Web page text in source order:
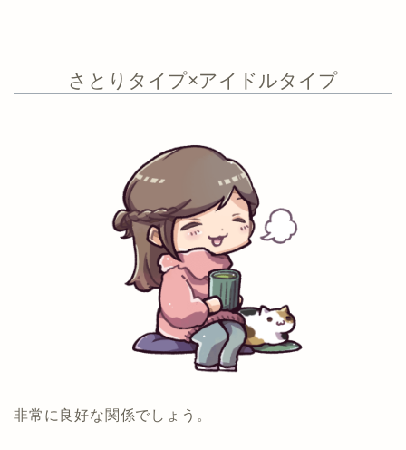
さとりタイプ×アイドルタイプ
非常に良好な関係でしょう。